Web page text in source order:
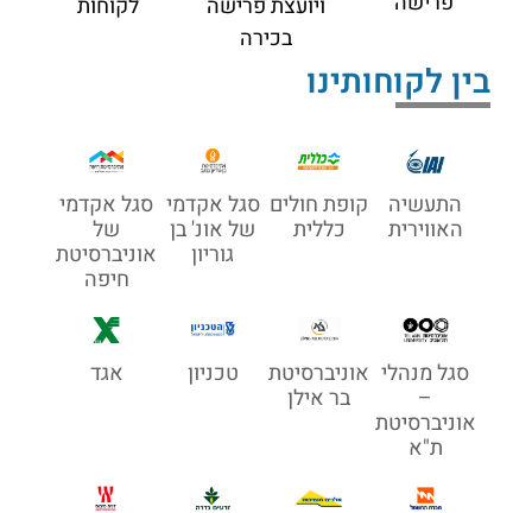
ויועצת פרישה
בכירה
לקוחות
בין לקוחותינו
התעשיה
האווירית
קופת חולים
כללית
סגל אקדמי
של אונ' בן
גוריון
סגל אקדמי
של
אוניברסיטת
חיפה
סגל מנהלי
–
אוניברסיטת
ת"א
אוניברסיטת
בר אילן
טכניון אגד